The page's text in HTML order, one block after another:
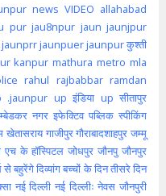
news VIDEO allahabad
pur jau8npur jaun jaunjpur
jaunprrjaunpuerjaunpur कुश्ती
kanpur mathura metro mla
rahul rajbabbar ramdan
.jaunpur up इंडिया up सीतापुर
नगर इफेक्टिव पब्लिक स्पीकिंग
खेतासराय गाजीपुर गौराबादशाहपुर जम्मू
एच के हॉस्पिटल जोधपुर जौनपु जौनपुर
बहुरेंगे दिव्यांग बच्चों के दिनतीसरे दिन
नई दिल्ली नई दिल्लीः नेवस जौनपुरी